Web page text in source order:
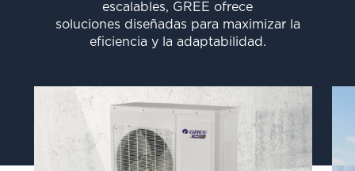
escalables, GREE ofrece
soluciones diseñadas para maximizar la
eficiencia y la adaptabilidad.